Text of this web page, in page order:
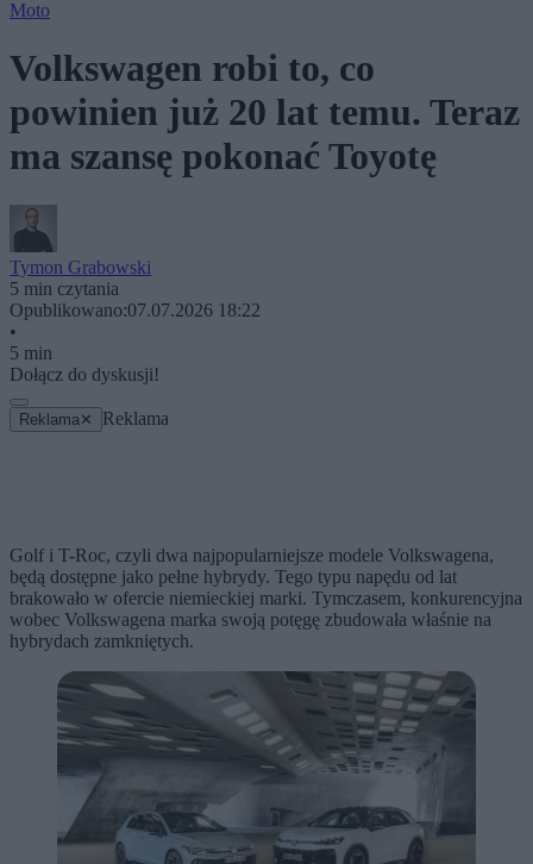
Moto
Volkswagen robi to, co
powinien już 20 lat temu. Teraz
ma szansę pokonać Toyotę
Tymon Grabowski
5 min czytania
Opublikowano:07.07.2026 18:22
•
5 min
Dołącz do dyskusji!
Reklama ✕ Reklama
Golf i T-Roc, czyli dwa najpopularniejsze modele Volkswagena,
będą dostępne jako pełne hybrydy. Tego typu napędu od lat
brakowało w ofercie niemieckiej marki. Tymczasem, konkurencyjna
wobec Volkswagena marka swoją potęgę zbudowała właśnie na
hybrydach zamkniętych.